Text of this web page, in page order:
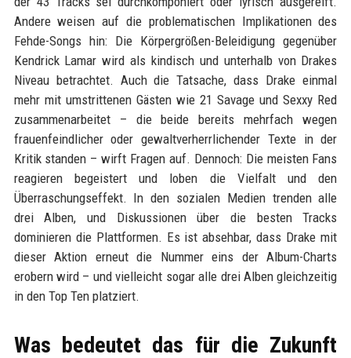
Andere weisen auf die problematischen Implikationen des
Fehde-Songs hin: Die Körpergrößen-Beleidigung gegenüber
Kendrick Lamar wird als kindisch und unterhalb von Drakes
Niveau betrachtet. Auch die Tatsache, dass Drake einmal
mehr mit umstrittenen Gästen wie 21 Savage und Sexxy Red
zusammenarbeitet – die beide bereits mehrfach wegen
frauenfeindlicher oder gewaltverherrlichender Texte in der
Kritik standen – wirft Fragen auf. Dennoch: Die meisten Fans
reagieren begeistert und loben die Vielfalt und den
Überraschungseffekt. In den sozialen Medien trenden alle
drei Alben, und Diskussionen über die besten Tracks
dominieren die Plattformen. Es ist absehbar, dass Drake mit
dieser Aktion erneut die Nummer eins der Album-Charts
erobern wird – und vielleicht sogar alle drei Alben gleichzeitig
in den Top Ten platziert.
Was bedeutet das für die Zukunft